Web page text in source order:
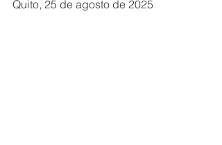
Quito, 25 de agosto de 2025